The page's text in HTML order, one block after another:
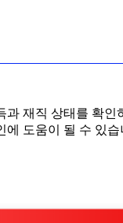
재직 상태를 확인
에 도움이 될 수 있습